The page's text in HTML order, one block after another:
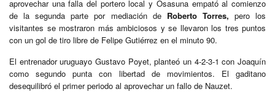
aprovechar una falla del portero local y Osasuna empató al comienzo
de la segunda parte por mediación de Roberto Torres, pero los
visitantes se mostraron más ambiciosos y se llevaron los tres puntos
con un gol de tiro libre de Felipe Gutiérrez en el minuto 90.
El entrenador uruguayo Gustavo Poyet, planteó un 4-2-3-1 con Joaquín
como segundo punta con libertad de movimientos. El gaditano
desequilibró el primer periodo al aprovechar un fallo de Nauzet.